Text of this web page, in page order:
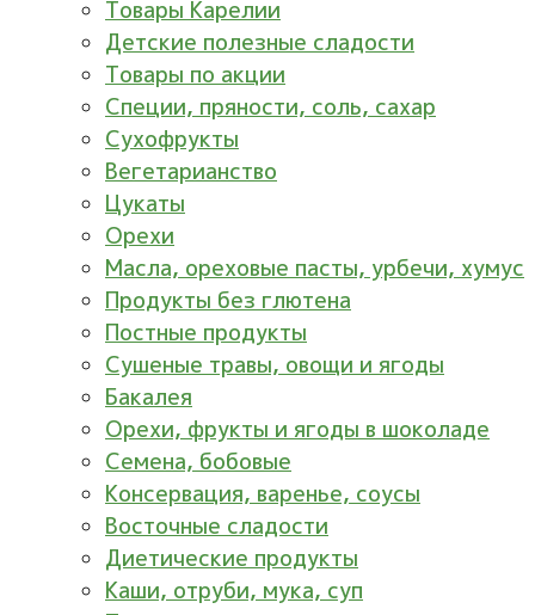
Товары Карелии
Детские полезные сладости
Товары по акции
Специи, пряности, соль, сахар
Сухофрукты
Вегетарианство
Цукаты
Орехи
Масла, ореховые пасты, урбечи, хумус
Продукты без глютена
Постные продукты
Сушеные травы, овощи и ягоды
Бакалея
Орехи, фрукты и ягоды в шоколаде
Семена, бобовые
Консервация, варенье, соусы
Восточные сладости
Диетические продукты
Каши, отруби, мука, суп